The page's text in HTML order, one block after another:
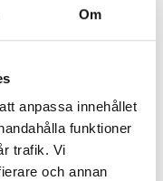
Om
anpassa innehållet
funktioner
trafik. Vi
och annan
för förskolor